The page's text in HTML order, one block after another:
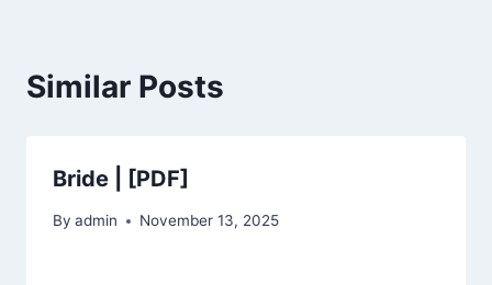
Similar Posts
Bride | [PDF]
By admin November 13, 2025